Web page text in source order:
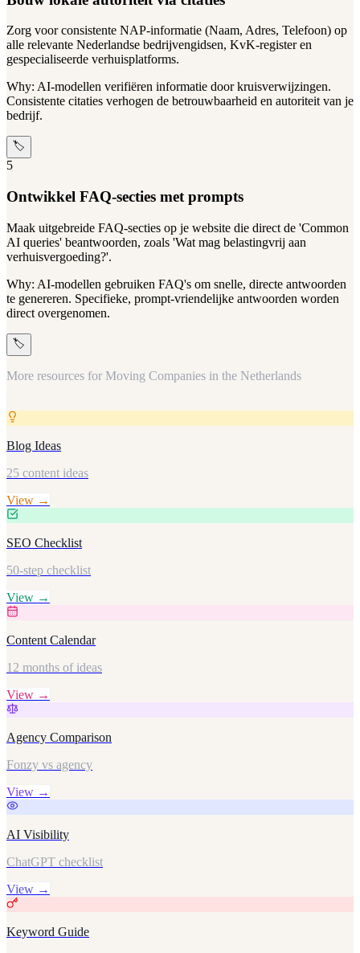
Zorg voor consistente NAP-informatie (Naam, Adres, Telefoon) op
alle relevante Nederlandse bedrijvengidsen, KvK-register en
gespecialiseerde verhuisplatforms.
Why: AI-modellen verifiëren informatie door kruisverwijzingen.
Consistente citaties verhogen de betrouwbaarheid en autoriteit van je
bedrijf.
🏷️
5
Ontwikkel FAQ-secties met prompts
Maak uitgebreide FAQ-secties op je website die direct de 'Common
AI queries' beantwoorden, zoals 'Wat mag belastingvrij aan
verhuisvergoeding?'.
Why: AI-modellen gebruiken FAQ's om snelle, directe antwoorden
te genereren. Specifieke, prompt-vriendelijke antwoorden worden
direct overgenomen.
🏷️
More resources for Moving Companies in the Netherlands
Blog Ideas
25 content ideas
View →
SEO Checklist
50-step checklist
View →
Content Calendar
12 months of ideas
View →
Agency Comparison
Fonzy vs agency
View →
AI Visibility
ChatGPT checklist
View →
Keyword Guide